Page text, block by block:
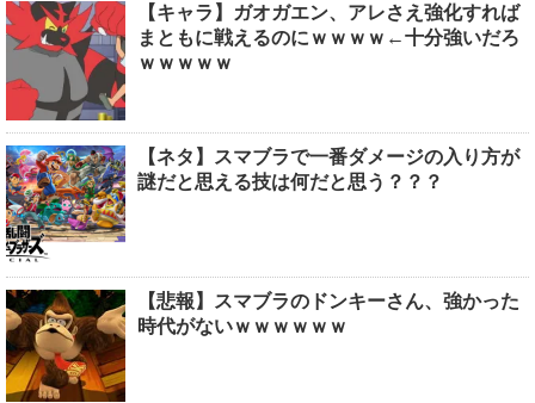
【キャラ】ガオガエン、アレさえ強化すれば
まともに戦えるのにｗｗｗｗ←十分強いだろ
ｗｗｗｗｗ
【ネタ】スマブラで一番ダメージの入り方が
謎だと思える技は何だと思う？？？
【悲報】スマブラのドンキーさん、強かった
時代がないｗｗｗｗｗｗ